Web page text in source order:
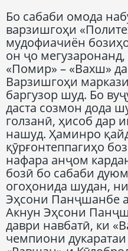
Бо сабаби омода
варзишгоҳи
мудофиачиён
он ҷо
«Помир» – «Вахш»
Варзишгоҳи
баргузор шуд. Бо
даста созмон дода
голзанӣ, ҳисоб дар
нашуд. Ҳаминро
қӯрғонтеппагиҳо
нафара анҷом
бозӣ бо сабаби
огоҳонида шудан,
Эҳсони Панҷшанбе
Акнун Эҳсони
даври навбатӣ, ки
чемпиони